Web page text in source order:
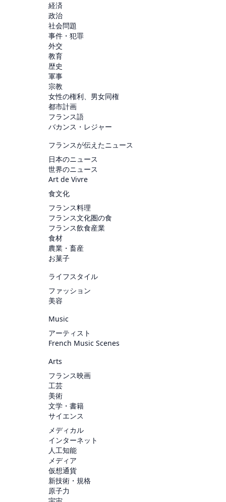
経済
政治
社会問題
事件・犯罪
外交
教育
歴史
軍事
宗教
女性の権利、男女同権
都市計画
フランス語
バカンス・レジャー
フランスが伝えたニュース
日本のニュース
世界のニュース
Art de Vivre
食文化
フランス料理
フランス文化圏の食
フランス飲食産業
食材
農業・畜産
お菓子
ライフスタイル
ファッション
美容
Music
アーティスト
French Music Scenes
Arts
フランス映画
工芸
美術
文学・書籍
サイエンス
メディカル
インターネット
人工知能
メディア
仮想通貨
新技術・規格
原子力